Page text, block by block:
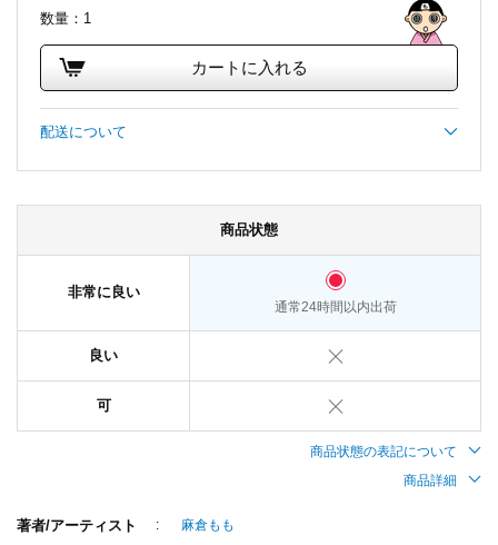
数量：1
カートに入れる
配送について
商品状態
非常に良い
通常24時間以内出荷
良い
可
商品状態の表記について
商品詳細
著者/アーティスト 麻倉もも